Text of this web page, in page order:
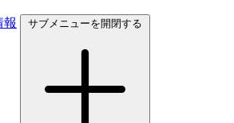
報 サブメニューを開閉する